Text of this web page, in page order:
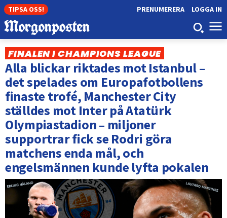
TIPSA OSS! LOGGA IN
PRENUMERERA
FINALEN I CHAMPIONS LEAGUE
Alla blickar riktades mot Istanbul –
det spelades om Europafotbollens
finaste trofé, Manchester City
ställdes mot Inter på Atatürk
Olympiastadion – miljoner
supportrar fick se Rodri göra
matchens enda mål, och
engelsmännen kunde lyfta pokalen